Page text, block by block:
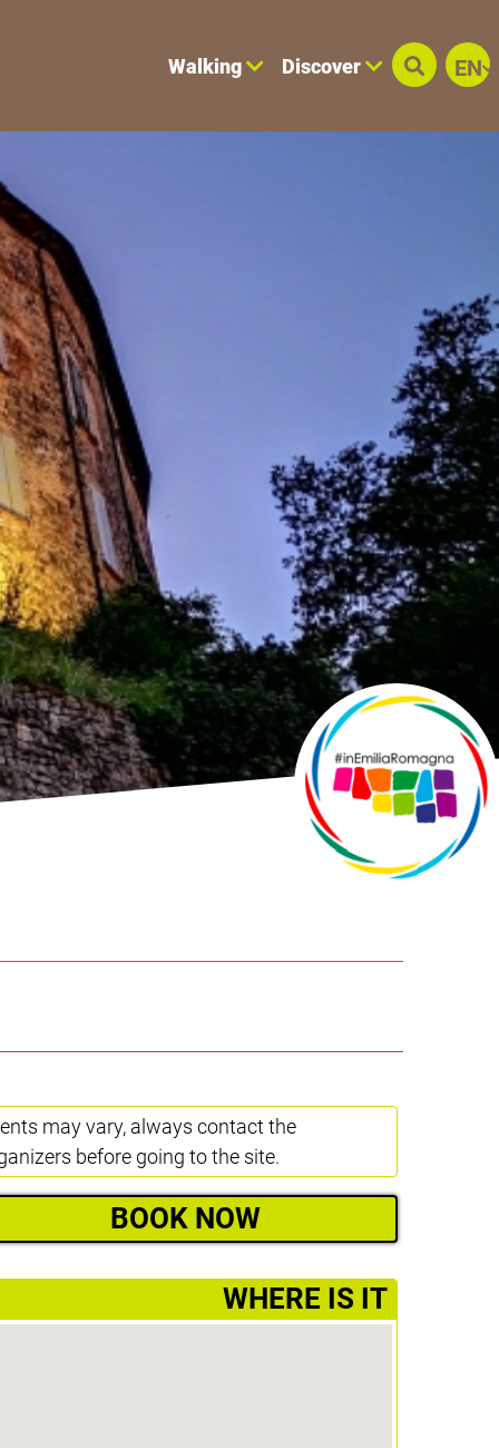
Walking Discover EN
may vary, always contact the
before going to the site.
BOOK NOW
­WHERE IS IT